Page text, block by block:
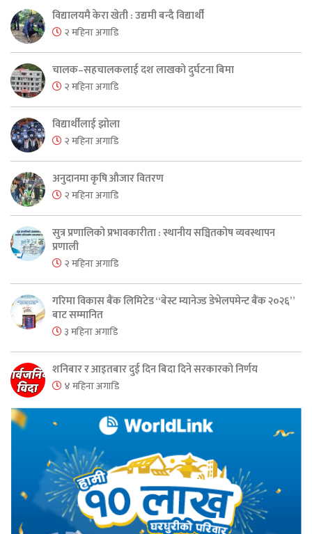
विद्यालयमै केरा खेती : उद्यमी बन्दै विद्यार्थी
२ महिना अगाडि
चालक–सहचालकलाई दश लाखको दुर्घटना बिमा
२ महिना अगाडि
विद्यार्थीलाई झोला
२ महिना अगाडि
अनुदानमा कृषि औजार वितरण
२ महिना अगाडि
सुत्र प्रणालिको प्रभावकारीता : स्थानीय सञ्चितकोष व्यवस्थापन
प्रणाली
२ महिना अगाडि
गरिमा विकास बैंक लिमिटेड “बेस्ट म्यानेज्ड डेभेलपमेन्ट बैंक २०२६”
बाट सम्मानित
३ महिना अगाडि
शनिबार र आइतबार दुई दिन बिदा दिने सरकारको निर्णय
४ महिना अगाडि